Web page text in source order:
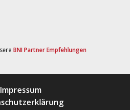
BNI Partner Empfehlungen
Impressum